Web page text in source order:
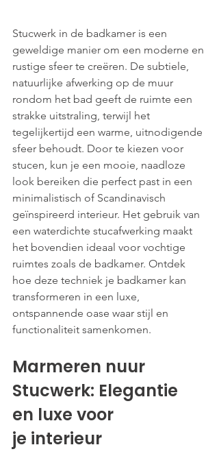
Stucwerk in de badkamer is een
geweldige manier om een moderne en
rustige sfeer te creëren. De subtiele,
natuurlijke afwerking op de muur
rondom het bad geeft de ruimte een
strakke uitstraling, terwijl het
tegelijkertijd een warme, uitnodigende
sfeer behoudt. Door te kiezen voor
stucen, kun je een mooie, naadloze
look bereiken die perfect past in een
minimalistisch of Scandinavisch
geïnspireerd interieur. Het gebruik van
een waterdichte stucafwerking maakt
het bovendien ideaal voor vochtige
ruimtes zoals de badkamer. Ontdek
hoe deze techniek je badkamer kan
transformeren in een luxe,
ontspannende oase waar stijl en
functionaliteit samenkomen.
Marmeren nuur
Stucwerk: Elegantie
en luxe voor
je interieur